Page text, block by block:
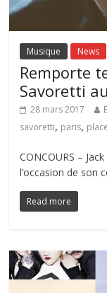
Musique News
Remporte
Savoretti
28 mars 2017
savoretti, paris, place
CONCOURS –
l’occasion de son
Read more